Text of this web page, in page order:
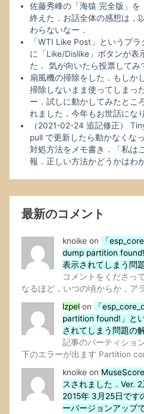
佐藤秀峰の「海猿 完全版」を
終えた．お話全体の感想は，
わらないなー．
「WTI Like Post」というプ
に「Like/Dislike」ボタンが表
た． 気が向いたら投票してみ
扇風機の掃除をした．もしか
掃除しないまま使ってしまっ
ー．試しに動かしてみたとこ
れました．今年もお世話にな
（2021-02-24 追記修正）
pull で更新したら動かなくな
対処方法をメモ書き．「私は
報．正しい方法かどうかはわ
最新のコメント
knoike on
「
dump partition
表示されてしまう問
コメントをくださっ
なるほど，いつの頃からか，ア
lzpel on
「
partition found!」と
されてしまう問題の
記事のパーティショ
下のエラーが出ます Partition
knoike on
スされました．Ver.
2015年 3月25日です
ーバージョンアップ